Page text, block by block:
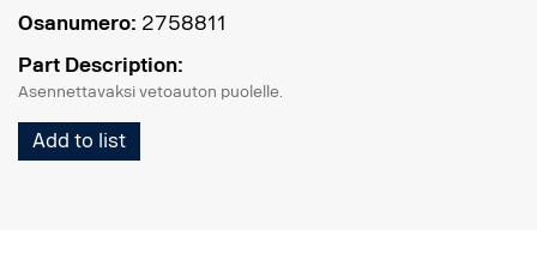
Osanumero: 2758811
Part Description:
Asennettavaksi vetoauton puolelle.
Add to list